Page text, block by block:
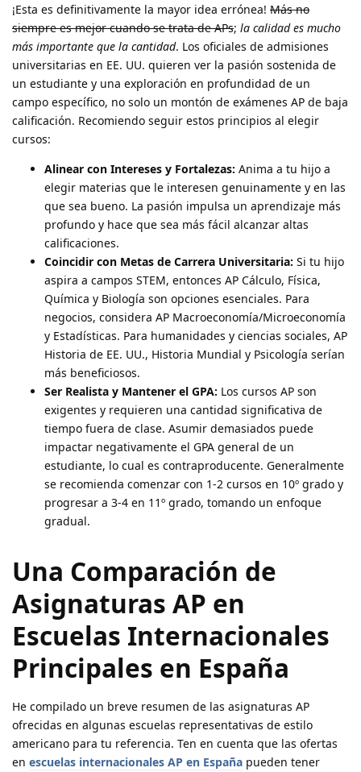
¡Esta es definitivamente la mayor idea errónea! Más no
siempre es mejor cuando se trata de APs; la calidad es mucho
más importante que la cantidad. Los oficiales de admisiones
universitarias en EE. UU. quieren ver la pasión sostenida de
un estudiante y una exploración en profundidad de un
campo específico, no solo un montón de exámenes AP de baja
calificación. Recomiendo seguir estos principios al elegir
cursos:
Alinear con Intereses y Fortalezas: Anima a tu hijo a
elegir materias que le interesen genuinamente y en las
que sea bueno. La pasión impulsa un aprendizaje más
profundo y hace que sea más fácil alcanzar altas
calificaciones.
Coincidir con Metas de Carrera Universitaria: Si tu hijo
aspira a campos STEM, entonces AP Cálculo, Física,
Química y Biología son opciones esenciales. Para
negocios, considera AP Macroeconomía/Microeconomía
y Estadísticas. Para humanidades y ciencias sociales, AP
Historia de EE. UU., Historia Mundial y Psicología serían
más beneficiosos.
Ser Realista y Mantener el GPA: Los cursos AP son
exigentes y requieren una cantidad significativa de
tiempo fuera de clase. Asumir demasiados puede
impactar negativamente el GPA general de un
estudiante, lo cual es contraproducente. Generalmente
se recomienda comenzar con 1-2 cursos en 10º grado y
progresar a 3-4 en 11º grado, tomando un enfoque
gradual.
Una Comparación de
Asignaturas AP en
Escuelas Internacionales
Principales en España
He compilado un breve resumen de las asignaturas AP
ofrecidas en algunas escuelas representativas de estilo
americano para tu referencia. Ten en cuenta que las ofertas
en escuelas internacionales AP en España pueden tener